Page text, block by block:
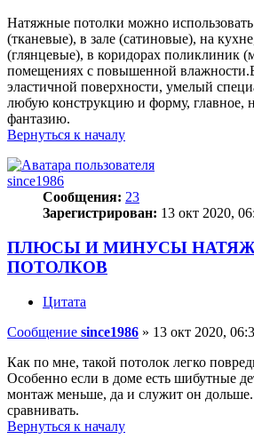
Натяжные потолки можно использовать
(тканевые), в зале (сатиновые), на
(глянцевые), в коридорах поликлиник
помещениях с повышенной
эластичной поверхности, умелый
любую конструкцию и форму, главное,
фантазию.
Вернуться к началу
since1986
Сообщения: 23
Зарегистрирован: 13 окт 2020,
ПЛЮСЫ И МИНУСЫ
ПОТОЛКОВ
Цитата
Сообщение since1986 » 13 окт 2020,
Как по мне, такой потолок легко
Особенно если в доме есть шибутные
монтаж меньше, да и служит он
сравнивать.
Вернуться к началу